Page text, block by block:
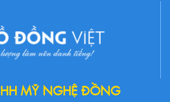
MỸ NGHỆ ĐỒNG